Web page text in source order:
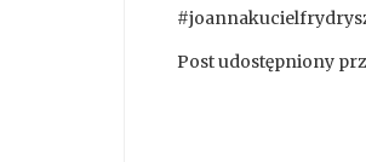
Post udostępniony